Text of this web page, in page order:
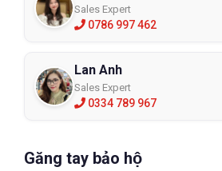
Sales Expert
0786 997 462
Lan Anh
Sales Expert
0334 789 967
Găng tay bảo hộ